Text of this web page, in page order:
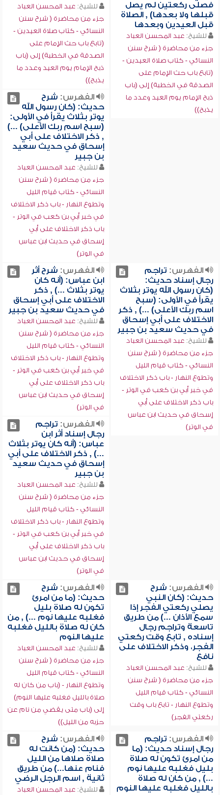
فصلى ركعتين لم يصل
قبلها ولا بعدها) , الصلاة
قبل العيدين وبعدها
للشيخ: عبد المحسن العباد
جزء من محاضرة ( شرح سنن
النسائي - كتاب صلاة العيدين -
(تابع باب حث الإمام على
الصدقة في الخطبة) إلى (باب
ذبح الإمام يوم العيد وعدد ما
يذبح))
للشيخ: عبد المحسن العباد
جزء من محاضرة ( شرح سنن
النسائي - كتاب صلاة العيدين -
(تابع باب حث الإمام على
الصدقة في الخطبة) إلى (باب
ذبح الإمام يوم العيد وعدد ما
يذبح))
الفهرس: شرح
حديث: (كان رسول الله
يوتر بثلاث يقرأ في الأولى:
(سبح اسم ربك الأعلى) ...)
, ذكر الاختلاف على أبي
إسحاق في حديث سعيد
بن جبير
للشيخ: عبد المحسن العباد
جزء من محاضرة ( شرح سنن
النسائي - كتاب قيام الليل
وتطوع النهار - باب ذكر الاختلاف
في خبر أبي بن كعب في الوتر -
باب ذكر الاختلاف على أبي
إسحاق في حديث ابن عباس
في الوتر)
الفهرس: تراجم
رجال إسناد حديث:
(كان رسول الله يوتر بثلاث
يقرأ في الأولى: (سبح
اسم ربك الأعلى) ...) , ذكر
الاختلاف على أبي إسحاق
في حديث سعيد بن جبير
للشيخ: عبد المحسن العباد
جزء من محاضرة ( شرح سنن
النسائي - كتاب قيام الليل
وتطوع النهار - باب ذكر الاختلاف
في خبر أبي بن كعب في الوتر -
باب ذكر الاختلاف على أبي
إسحاق في حديث ابن عباس
في الوتر)
الفهرس: شرح أثر
ابن عباس: (أنه كان
يوتر بثلاث ...) , ذكر
الاختلاف على أبي إسحاق
في حديث سعيد بن جبير
للشيخ: عبد المحسن العباد
جزء من محاضرة ( شرح سنن
النسائي - كتاب قيام الليل
وتطوع النهار - باب ذكر الاختلاف
في خبر أبي بن كعب في الوتر -
باب ذكر الاختلاف على أبي
إسحاق في حديث ابن عباس
في الوتر)
الفهرس: تراجم
رجال إسناد أثر ابن
عباس: (أنه كان يوتر بثلاث
...) , ذكر الاختلاف على أبي
إسحاق في حديث سعيد
بن جبير
للشيخ: عبد المحسن العباد
جزء من محاضرة ( شرح سنن
النسائي - كتاب قيام الليل
وتطوع النهار - باب ذكر الاختلاف
في خبر أبي بن كعب في الوتر -
باب ذكر الاختلاف على أبي
إسحاق في حديث ابن عباس
في الوتر)
الفهرس: شرح
حديث: (كان النبي
يصلي ركعتي الفجر إذا
سمع الأذان ...) من طريق
تاسعة وتراجم رجال
إسناده , تابع وقت ركعتي
الفجر، وذكر الاختلاف على
نافع
للشيخ: عبد المحسن العباد
جزء من محاضرة ( شرح سنن
النسائي - كتاب قيام الليل
وتطوع النهار - تابع باب وقت
ركعتي الفجر)
الفهرس: شرح
حديث: (ما من امرئ
تكون له صلاة بليل
فغلبه عليها نوم ...) , من
كان له صلاة بالليل فغلبه
عليها النوم
للشيخ: عبد المحسن العباد
جزء من محاضرة ( شرح سنن
النسائي - كتاب قيام الليل
وتطوع النهار - (باب من كان له
صلاة بالليل فغلبه عليها النوم)
إلى (باب متى يقضي من نام عن
حزبه من الليل))
الفهرس: تراجم
رجال إسناد حديث: (ما
من امرئ تكون له صلاة
بليل فغلبه عليها نوم
...) , من كان له صلاة
بالليل فغلبه عليها النوم
الفهرس: شرح
حديث: (من كانت له
صلاة صلاها من الليل
فنام عنها...) من طريق
ثانية , اسم الرجل الرضي
للشيخ: عبد المحسن العباد